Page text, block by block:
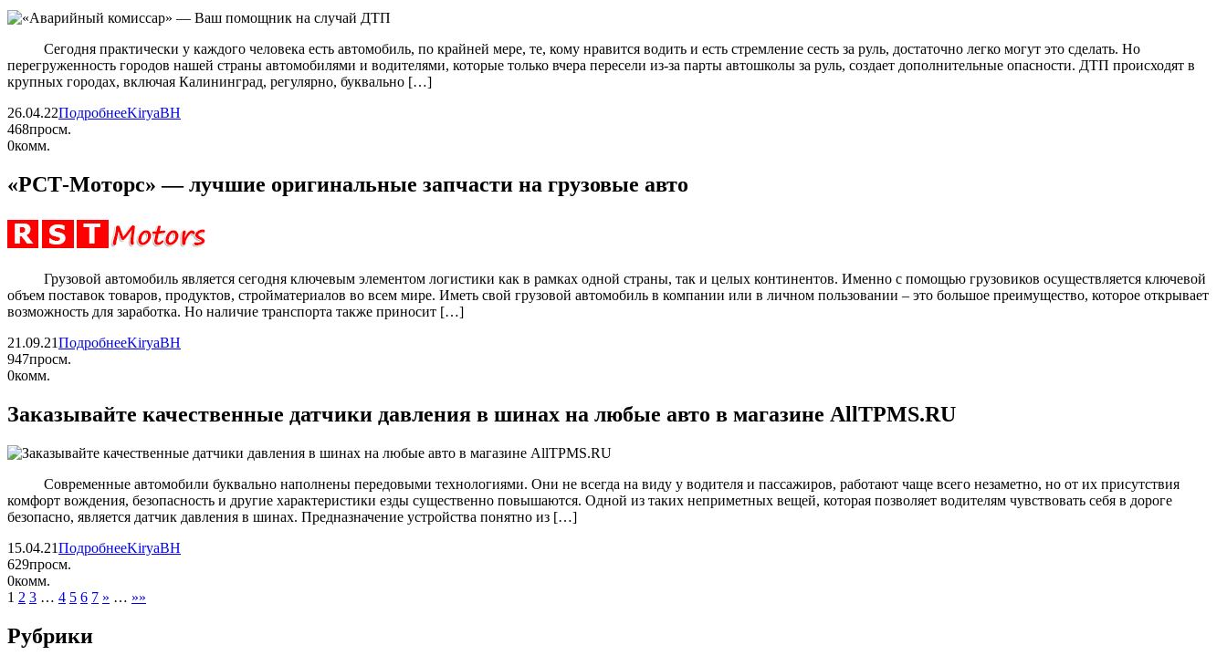
Сегодня практически у каждого человека есть автомобиль, по крайней мере, те, кому нравится водить и есть стремление сесть за руль, достаточно легко могут это сделать. Но
перегруженность городов нашей страны автомобилями и водителями, которые только вчера пересели из-за парты автошколы за руль, создает дополнительные опасности. ДТП происходят в
крупных городах, включая Калининград, регулярно, буквально […]
26.04.22ПодробнееKiryaBH
468просм.
0комм.
«РСТ-Моторс» — лучшие оригинальные запчасти на грузовые авто
Грузовой автомобиль является сегодня ключевым элементом логистики как в рамках одной страны, так и целых континентов. Именно с помощью грузовиков осуществляется ключевой
объем поставок товаров, продуктов, стройматериалов во всем мире. Иметь свой грузовой автомобиль в компании или в личном пользовании – это большое преимущество, которое открывает
возможность для заработка. Но наличие транспорта также приносит […]
21.09.21ПодробнееKiryaBH
947просм.
0комм.
Заказывайте качественные датчики давления в шинах на любые авто в магазине AllTPMS.RU
Современные автомобили буквально наполнены передовыми технологиями. Они не всегда на виду у водителя и пассажиров, работают чаще всего незаметно, но от их присутствия
комфорт вождения, безопасность и другие характеристики езды существенно повышаются. Одной из таких неприметных вещей, которая позволяет водителям чувствовать себя в дороге
безопасно, является датчик давления в шинах. Предназначение устройства понятно из […]
15.04.21ПодробнееKiryaBH
629просм.
0комм.
1 2 3 … 4 5 6 7 » … »»
Рубрики